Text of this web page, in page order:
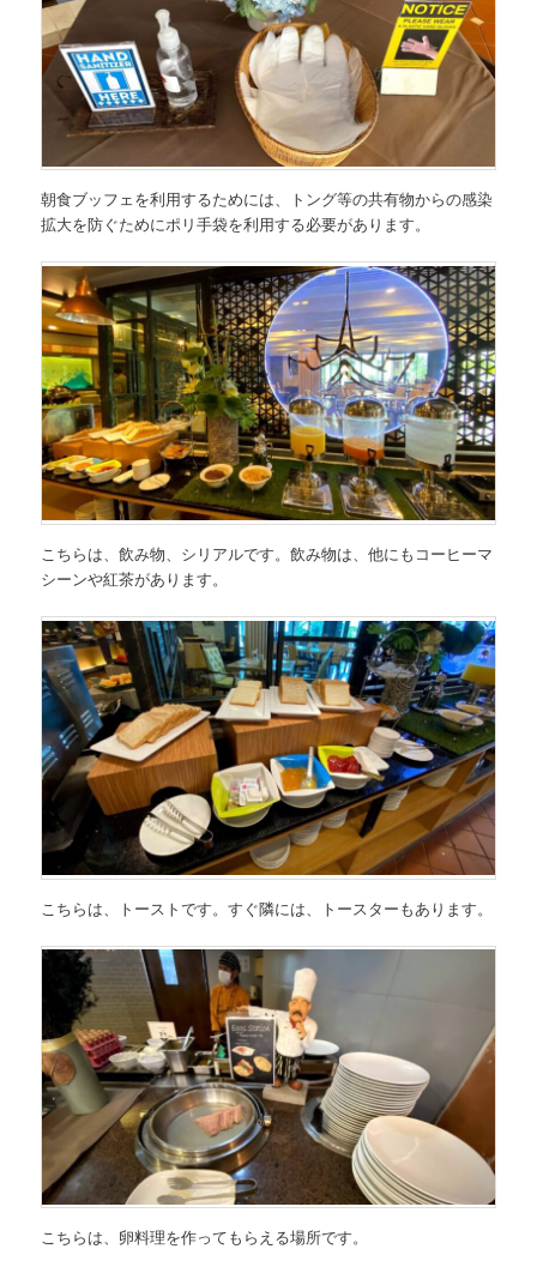
朝食ブッフェを利用するためには、トング等の共有物からの感染
拡大を防ぐためにポリ手袋を利用する必要があります。
こちらは、飲み物、シリアルです。飲み物は、他にもコーヒーマ
シーンや紅茶があります。
こちらは、トーストです。すぐ隣には、トースターもあります。
こちらは、卵料理を作ってもらえる場所です。